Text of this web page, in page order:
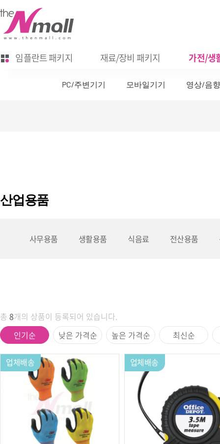
임플란트 패키지 재료/장비 패키지 가전/생
PC/주변기기 모바일기기 영상/음
산업용품
사무용품 생활용품 식음료 전산용품
총 8개의 상품이 등록되어 있습니다.
인기순
낮은 가격순 높은 가격순 최신순
업체배송 업체배송